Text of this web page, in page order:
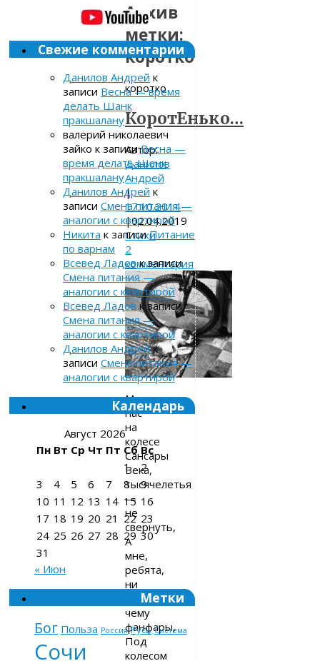
Архив
метки:
коротко
коротко
КоротЕнько…
Автор:
Данилов
Андрей
|
17.10.2014
|02.04.2019
Стихи
2
комментария
Мотает
нас
на
колесе
Сансары
Века,
тысячелетья
—
не
свернуть,
А
мне,
ребята,
ни
чему
фанфары,
Под
колесом
Свежие комментарии
Данилов Андрей к
записи Весна — время
делать Шанк
пракшалану
валерий николаевич
зайко к записиВесна —
время делать Шанк
пракшалану
Данилов Андрей к
записи Смена питания —
аналогии с квартирой
Никита к записиПитание
по варнам
Всевед Ладовк записи
Смена питания —
аналогии с квартирой
Всевед Ладовк записи
Смена питания —
аналогии с квартирой
Данилов Андрейк
записи Смена питания —
аналогии с квартирой
Календарь
Август 2026
Пн Вт Ср Чт Пт Сб Вс
1
2
3
4 5 6 7 8
9
10 11 12 13 14 15 16
17 18 19 20 21 22 23
24 25 26 27 28 29 30
31
« Июн
Метки
Бог Польза Россия Русь Система
Сочи